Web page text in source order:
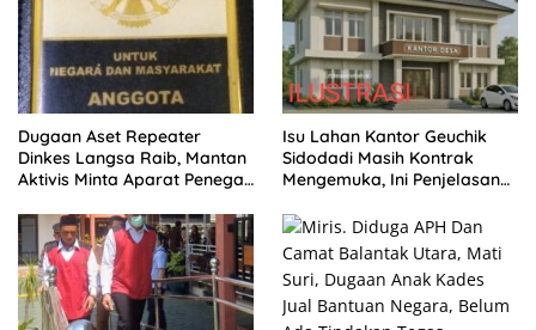
Dugaan Aset Repeater
Dinkes Langsa Raib, Mantan
Aktivis Minta Aparat Penegak
Isu Lahan Kantor Geuchik
Sidodadi Masih Kontrak
Mengemuka, Ini Penjelasan